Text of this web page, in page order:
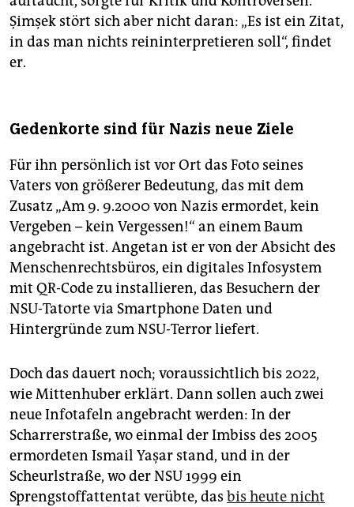
Şimşek stört sich aber nicht daran: „Es ist ein Zitat,
in das man nichts reininterpretieren soll“, findet
er.
Gedenkorte sind für Nazis neue Ziele
Für ihn persönlich ist vor Ort das Foto seines
Vaters von größerer Bedeutung, das mit dem
Zusatz „Am 9. 9.2000 von Nazis ermordet, kein
Vergeben – kein Vergessen!“ an einem Baum
angebracht ist. Angetan ist er von der Absicht des
Menschenrechtsbüros, ein digitales Infosystem
mit QR-Code zu installieren, das Besuchern der
NSU-Tatorte via Smartphone Daten und
Hintergründe zum NSU-Terror liefert.
Doch das dauert noch; voraussichtlich bis 2022,
wie Mittenhuber erklärt. Dann sollen auch zwei
neue Infotafeln angebracht werden: In der
Scharrerstraße, wo einmal der Imbiss des 2005
ermordeten Ismail Yaşar stand, und in der
Scheurlstraße, wo der NSU 1999 ein
Sprengstoffattentat verübte, das bis heute nicht